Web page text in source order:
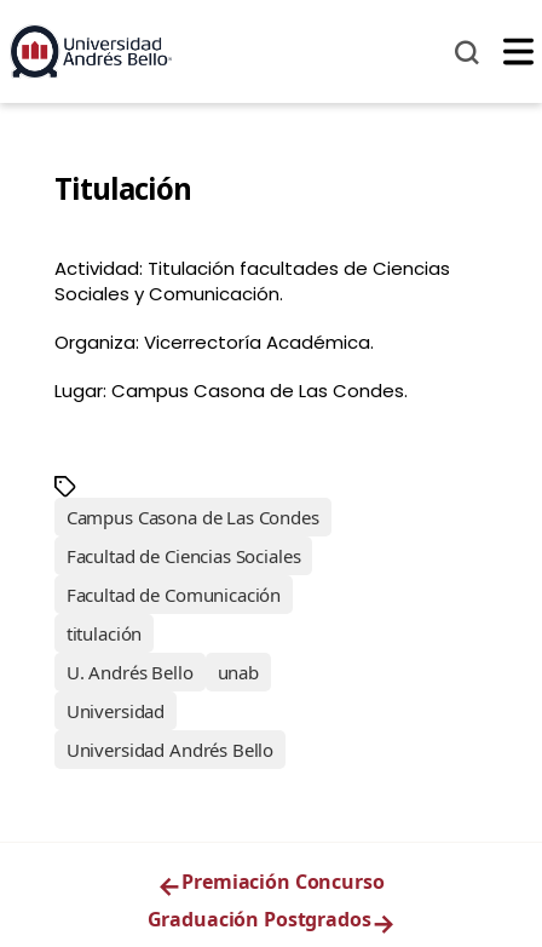
Titulación
Actividad: Titulación facultades de Ciencias
Sociales y Comunicación.
Organiza: Vicerrectoría Académica.
Lugar: Campus Casona de Las Condes.
Campus Casona de Las Condes
Facultad de Ciencias Sociales
Facultad de Comunicación
titulación
U. Andrés Bello
unab
Universidad
Universidad Andrés Bello
←Premiación Concurso
Graduación Postgrados→